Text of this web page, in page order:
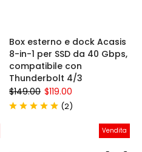
Box esterno e dock Acasis
8-in-1 per SSD da 40 Gbps,
compatibile con
Thunderbolt 4/3
$149.00 $119.00
(2)
Vendita